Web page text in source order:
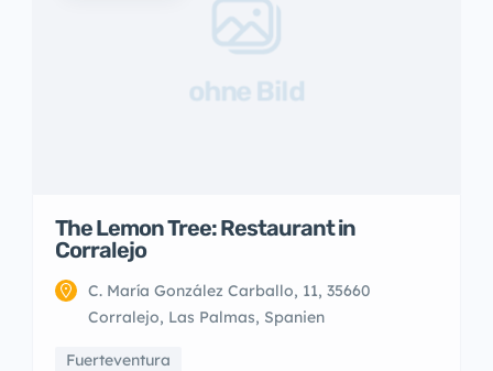
ohne Bild
The Lemon Tree: Restaurant in
Corralejo
C. María González Carballo, 11, 35660
Corralejo, Las Palmas, Spanien
Fuerteventura